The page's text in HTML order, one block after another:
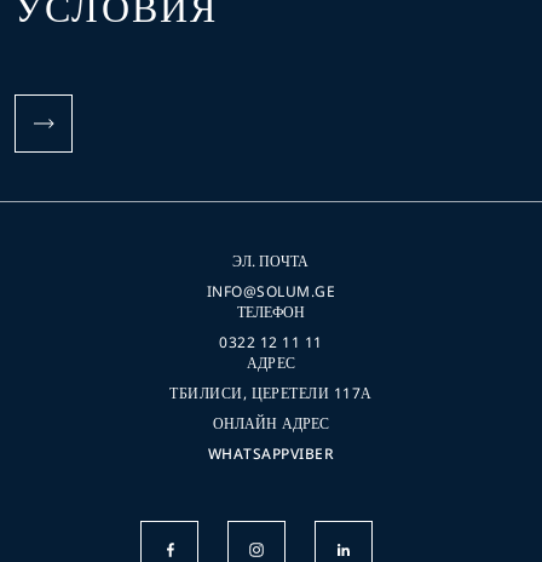
ЭЛ. ПОЧТА
INFO@SOLUM.GE
ТЕЛЕФОН
0322 12 11 11
АДРЕС
ТБИЛИСИ, ЦЕРЕТЕЛИ 117А
ОНЛАЙН АДРЕС
WHATSAPPVIBER